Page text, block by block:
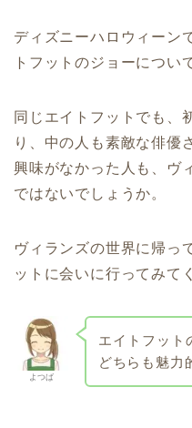
ディズニーハロウィーン
トフットのジョーについ
同じエイトフットでも、
り、中の人も素敵な俳優
興味がなかった人も、ヴ
ではないでしょうか。
ヴィランズの世界に帰っ
ットに会いに行ってみて
よつば
エイトフット
どちらも魅力